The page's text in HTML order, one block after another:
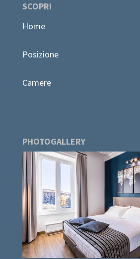
SCOPRI
Home
Posizione
Camere
PHOTOGALLERY